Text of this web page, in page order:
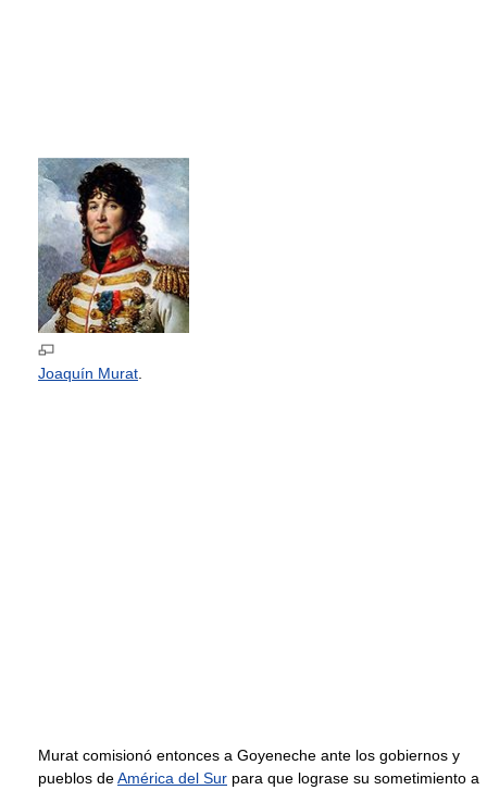
Joaquín Murat
Murat comisionó entonces a Goyeneche ante los gobiernos y
pueblos deAmérica del Sur para que lograse su sometimiento a